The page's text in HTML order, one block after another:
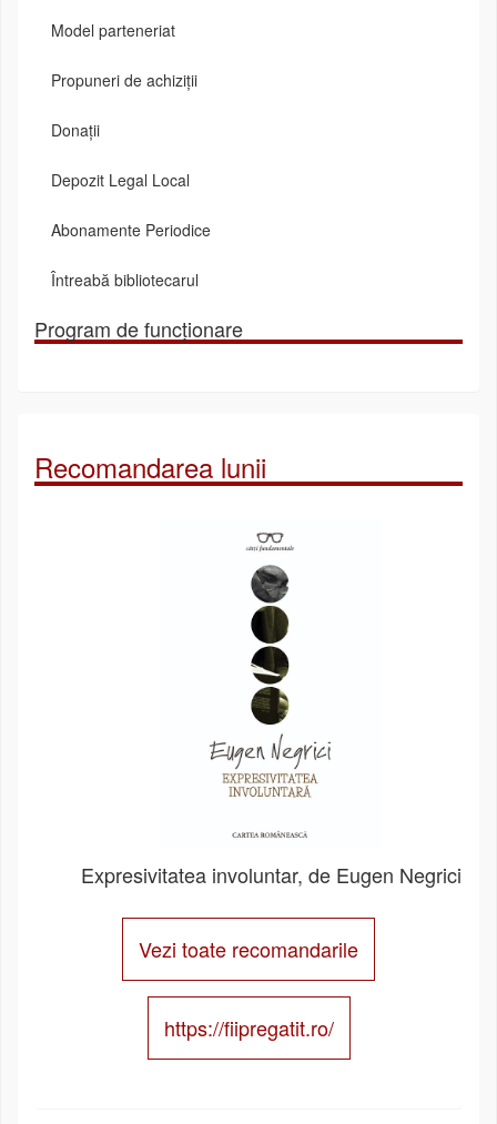
Model parteneriat
Propuneri de achiziții
Donații
Depozit Legal Local
Abonamente Periodice
Întreabă bibliotecarul
Program de funcționare
Recomandarea lunii
Expresivitatea involuntar, de Eugen Negrici
Vezi toate recomandarile
https://fiipregatit.ro/